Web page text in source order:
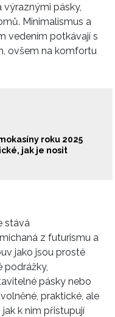
pásky,
Minimalismus a
vedením potkávají s
ovšem na komfortu
roku 2025
jak je nosit
stává
z futurismu a
jako jsou prosté
podrážky,
pásky nebo
praktické, ale
k nim přistupují